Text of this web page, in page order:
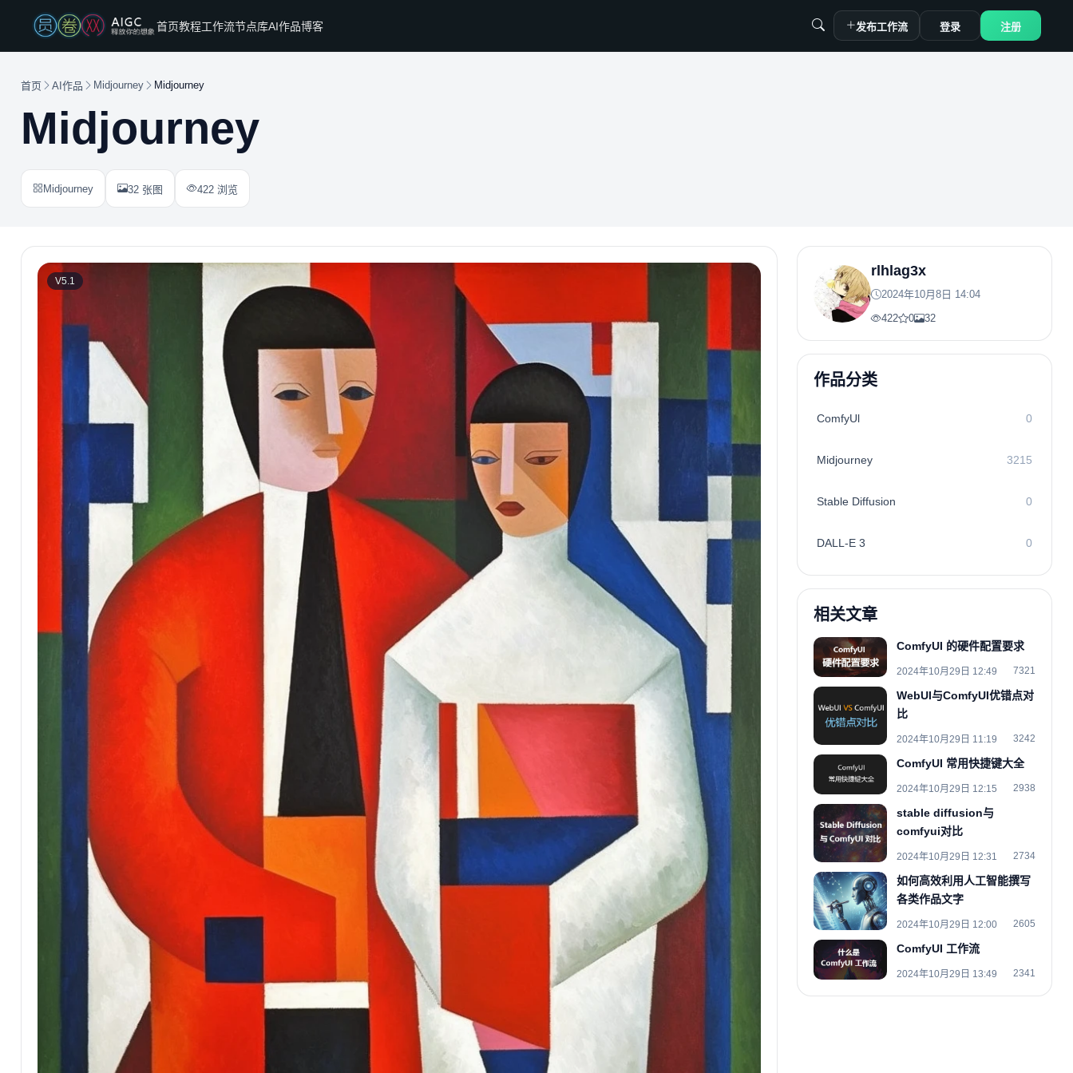
首页教程工作流节点库AI作品博客 发布工作流 登录 注册
首页 AI作品 Midjourney Midjourney
Midjourney
Midjourney 32 张图 422 浏览
V5.1
rlhlag3x
2024年10月8日 14:04
422
0 32
作品分类
ComfyUl 0
Midjourney 3215
Stable Diffusion 0
DALL-E 3 0
相关文章
ComfyUI 的硬件配置要求
2024年10月29日 12:49 7321
WebUI与ComfyUI优错点对
比
2024年10月29日 11:19 3242
ComfyUI 常用快捷键大全
2024年10月29日 12:15 2938
stable diffusion与
comfyui对比
2024年10月29日 12:31 2734
如何高效利用人工智能撰写
各类作品文字
2024年10月29日 12:00 2605
ComfyUI 工作流
2024年10月29日 13:49 2341